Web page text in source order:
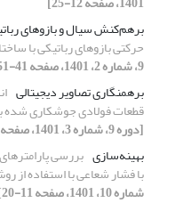
برهم‌کنش سیال و بازوهای
حرکتی بازوهای رباتیکی با
9، شماره 2، 1401، صفحه 41-51]
برهمنگاری تصاویر دیجیتالی
قطعات فولادی جوشکاری شده
[دوره 9، شماره 3، 1401، صفحه 18-28]
بهینه‌سازی بررسی
با فشار شعاعی با استفاده از
شماره 10، 1401، صفحه 11-20]